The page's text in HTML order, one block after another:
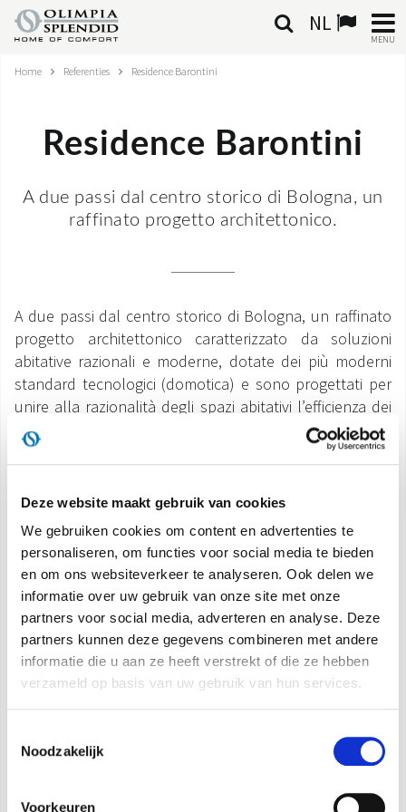
Deze website maakt gebruik van cookies
We gebruiken cookies om content en advertenties te
personaliseren, om functies voor social media te bieden
en om ons websiteverkeer te analyseren. Ook delen we
informatie over uw gebruik van onze site met onze
partners voor social media, adverteren en analyse. Deze
partners kunnen deze gegevens combineren met andere
informatie die u aan ze heeft verstrekt of die ze hebben
verzameld op basis van uw gebruik van hun services.
Noodzakelijk
Voorkeuren
NL
MENU
NEDERLANDSE
VERWARMING
CONTACTEN
WERELD OS
DOCUMENTATIE PRODUCTEN
Home Referenties Residence Barontini
Residence Barontini
A due passi dal centro storico di Bologna, un
raffinato progetto architettonico.
A due passi dal centro storico di Bologna, un raffinato
progetto architettonico caratterizzato da soluzioni
abitative razionali e moderne, dotate dei più moderni
standard tecnologici (domotica) e sono progettati per
unire alla razionalità degli spazi abitativi l’efficienza dei
consumi energetici ed il conseguente risparmio dei costi
di gestione.
Zona Climatica E (secondo la normativa italiana).
PROGETTO:
Committente: Calderini Costruzioni (BO)
Ubicazione: Via Barontini – (Bo)
Progetto: n° 30 Appartamenti
Classe Energetica A / B
DESCRIZIONE PROGETTO:
GENERATORI: Impianto idronico con caldaia e